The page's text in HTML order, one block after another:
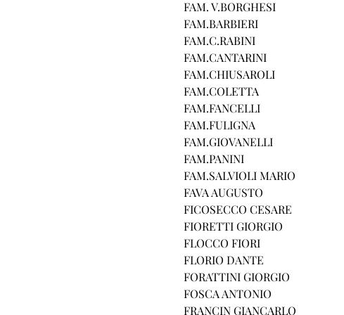
FAM. V.BORGHESI
FAM.BARBIERI
FAM.C.RABINI
FAM.CANTARINI
FAM.CHIUSAROLI
FAM.COLETTA
FAM.FANCELLI
FAM.FULIGNA
FAM.GIOVANELLI
FAM.PANINI
FAM.SALVIOLI MARIO
FAVA AUGUSTO
FICOSECCO CESARE
FIORETTI GIORGIO
FLOCCO FIORI
FLORIO DANTE
FORATTINI GIORGIO
FOSCA ANTONIO
FRANCIN GIANCARLO